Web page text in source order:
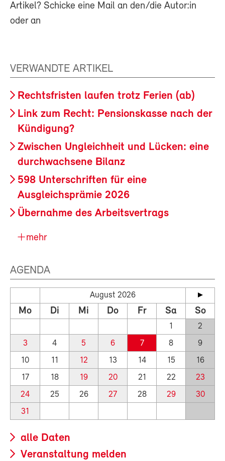
Artikel? Schicke eine Mail an den/die Autor:in
oder an
VERWANDTE ARTIKEL
Rechtsfristen laufen trotz Ferien (ab)
Link zum Recht: Pensionskasse nach der
Kündigung?
Zwischen Ungleichheit und Lücken: eine
durchwachsene Bilanz
598 Unterschriften für eine
Ausgleichsprämie 2026
Übernahme des Arbeitsvertrags
mehr
AGENDA
August 2026
Mo Di Mi Do Fr Sa So
1
2
3
4 5 6 7 8
9
10
11 12 13 14 15
16
17
18 19 20 21 22
23
24
25 26 27 28 29
30
31
alle Daten
Veranstaltung melden